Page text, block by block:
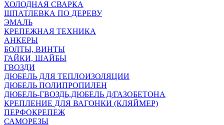
ХОЛОДНАЯ СВАРКА
ШПАТЛЕВКА ПО ДЕРЕВУ
ЭМАЛЬ
КРЕПЕЖНАЯ ТЕХНИКА
АНКЕРЫ
БОЛТЫ, ВИНТЫ
ГАЙКИ, ШАЙБЫ
ГВОЗДИ
ДЮБЕЛЬ ДЛЯ ТЕПЛОИЗОЛЯЦИИ
ДЮБЕЛЬ ПОЛИПРОПИЛЕН
ДЮБЕЛЬ-ГВОЗДЬ,ДЮБЕЛЬ Д/ГАЗОБЕТОНА
КРЕПЛЕНИЕ ДЛЯ ВАГОНКИ (КЛЯЙМЕР)
ПЕРФОКРЕПЕЖ
САМОРЕЗЫ